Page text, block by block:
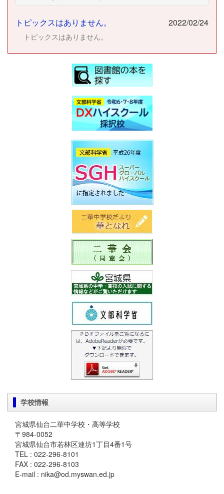
トピックスはありません。 2022/02/24
トピックスはありません。
学校情報
宮城県仙台二華中学校・高等学校
〒984-0052
宮城県仙台市若林区連坊1丁目4番1号
TEL : 022-296-8101
FAX : 022-296-8103
E-mail : nika@od.myswan.ed.jp